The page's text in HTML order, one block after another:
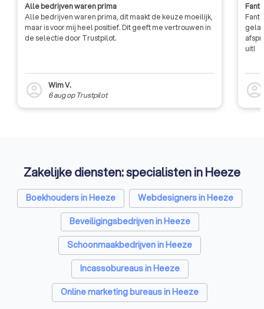
Alle bedrijven waren prima
Alle bedrijven waren prima, dit maakt de keuze moeilijk,
maar is voor mij heel positief. Dit geeft me vertrouwen in
de selectie door Trustpilot.
account_circle
Wim V.
6 augop Trustpilot
uit!
account_circle
Zakelijke diensten: specialisten in Heeze
Boekhouders in Heeze
Webdesigners in Heeze
Beveiligingsbedrijven in Heeze
Schoonmaakbedrijven in Heeze
Incassobureaus in Heeze
Online marketing bureaus in Heeze